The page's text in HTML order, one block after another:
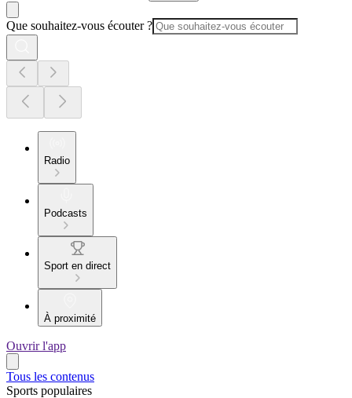
Que souhaitez-vous écouter ?
Radio
Podcasts
Sport en direct
À proximité
Ouvrir l'app
Tous les contenus
Sports populaires